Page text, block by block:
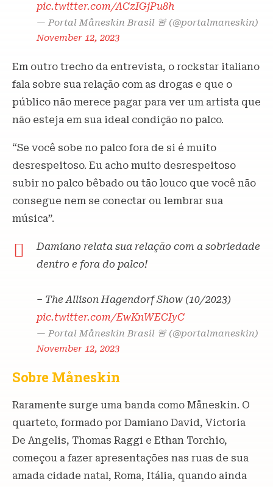
pic.twitter.com/ACzIGjPu8h
— Portal Måneskin Brasil 🚨 (@portalmaneskin)
November 12, 2023
Em outro trecho da entrevista, o rockstar italiano
fala sobre sua relação com as drogas e que o
público não merece pagar para ver um artista que
não esteja em sua ideal condição no palco.
“Se você sobe no palco fora de si é muito
desrespeitoso. Eu acho muito desrespeitoso
subir no palco bêbado ou tão louco que você não
consegue nem se conectar ou lembrar sua
música”.
Damiano relata sua relação com a sobriedade
dentro e fora do palco!
– The Allison Hagendorf Show (10/2023)
pic.twitter.com/EwKnWECIyC
— Portal Måneskin Brasil 🚨 (@portalmaneskin)
November 12, 2023
Sobre Måneskin
Raramente surge uma banda como Måneskin. O
quarteto, formado por Damiano David, Victoria
De Angelis, Thomas Raggi e Ethan Torchio,
começou a fazer apresentações nas ruas de sua
amada cidade natal, Roma, Itália, quando ainda